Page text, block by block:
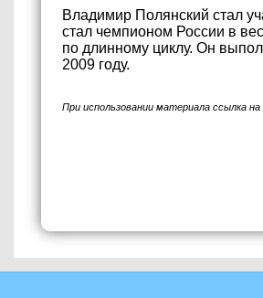
Владимир Полянский стал
стал чемпионом России в
по длинному циклу. Он
2009 году.
При использовании материала ссылка